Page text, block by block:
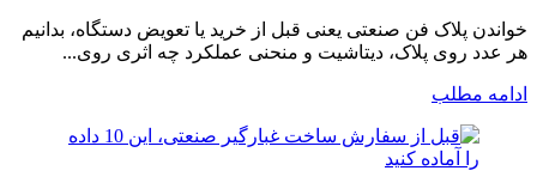
خواندن پلاک فن صنعتی یعنی قبل از خرید یا تعویض دستگاه، بدانیم
هر عدد روی پلاک، دیتاشیت و منحنی عملکرد چه اثری روی...
ادامه مطلب